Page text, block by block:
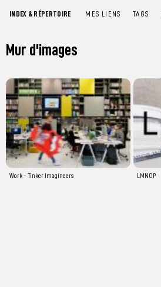
INDEX & RÉPERTOIRE MES LIENS TAGS
Mur d'images
Work - Tinker Imagineers LMNOP